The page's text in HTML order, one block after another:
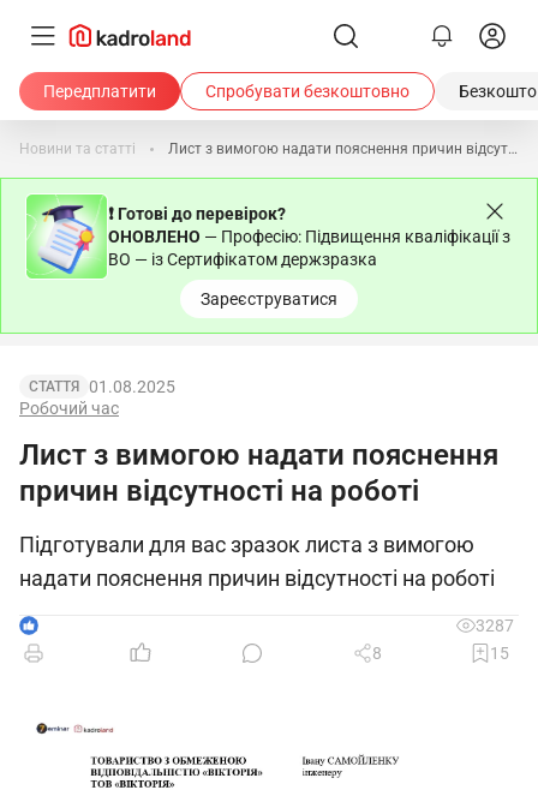
Передплатити Спробувати безкоштовно
Новини та статті Лист з вимогою надати пояснення причин відсутності на роботі
❗ Готові до перевірок?
ОНОВЛЕНО — Професію: Підвищення кваліфікації з
ВО — із Сертифікатом держзразка
Зареєструватися
СТАТТЯ
Робочий час
01.08.2025
Лист з вимогою надати пояснення
причин відсутності на роботі
Підготували для вас зразок листа з вимогою
надати пояснення причин відсутності на роботі
1
3287
8
15